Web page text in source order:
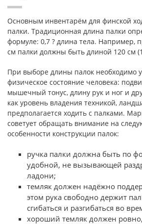
Основным инвентарём для финской
палки. Традиционная длина палки
формуле: 0,7 ? длина тела. Например,
см палки должны быть длиной 120 см
При выборе длины палок необходимо
физическое состояние человека:
мышечный тонус, длину рук и ног и
как уровень владения техникой,
предполагается ходить с палками.
советует обращать внимание на
особенности конструкции палок:
ручка палки должна быть по
удобной, не вызывающей
ладони;
темляк должен надёжно
этом рука свободно держит
сгибаться и разгибаться во
хороший темляк должен